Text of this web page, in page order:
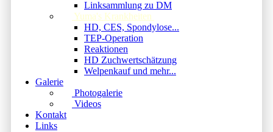
Linksammlung zu DM
Yuma's Krankheiten
HD, CES, Spondylose...
TEP-Operation
Reaktionen
HD Zuchwertschätzung
Welpenkauf und mehr...
Galerie
Photogalerie
Videos
Kontakt
Links